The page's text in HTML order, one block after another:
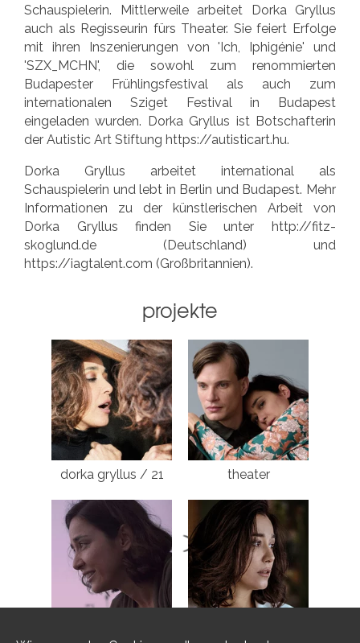
Schauspielerin. Mittlerweile arbeitet Dorka Gryllus
auch als Regisseurin fürs Theater. Sie feiert Erfolge
mit ihren Inszenierungen von 'Ich, Iphigénie' und
'SZX_MCHN', die sowohl zum renommierten
Budapester Frühlingsfestival als auch zum
internationalen Sziget Festival in Budapest
eingeladen wurden. Dorka Gryllus ist Botschafterin
der Autistic Art Stiftung https://autisticart.hu.
Dorka Gryllus arbeitet international als
Schauspielerin und lebt in Berlin und Budapest. Mehr
Informationen zu der künstlerischen Arbeit von
Dorka Gryllus finden Sie unter http://fitz-
skoglund.de (Deutschland) und
https://iagtalent.com (Großbritannien).
projekte
dorka gryllus / 21 theater